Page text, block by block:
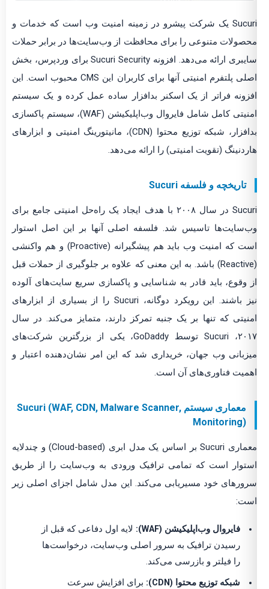
Sucuri یک شرکت پیشرو در زمینه امنیت وب است که خدمات و
محصولات متنوعی را برای محافظت از وب‌سایت‌ها در برابر حملات
سایبری ارائه می‌دهد. افزونه Sucuri Security برای وردپرس، بخش
اصلی پلتفرم امنیتی آنها برای کاربران این CMS محبوب است. این
افزونه فراتر از یک اسکنر بدافزار ساده عمل کرده و یک سیستم
امنیتی کامل شامل فایروال وب‌اپلیکیشن (WAF)، سیستم پاکسازی
بدافزار، شبکه توزیع محتوا (CDN)، مانیتورینگ امنیتی و ابزارهای
هاردنینگ (تقویت امنیتی) را ارائه می‌دهد.
تاریخچه و فلسفه Sucuri
Sucuri در سال ۲۰۰۸ با هدف ایجاد یک راه‌حل امنیتی جامع برای
وب‌سایت‌ها تاسیس شد. فلسفه اصلی آنها بر این اصل استوار
است که امنیت وب باید هم پیشگیرانه (Proactive) و هم واکنشی
(Reactive) باشد. به این معنی که علاوه بر جلوگیری از حملات قبل
از وقوع، باید قادر به شناسایی و پاکسازی سریع سایت‌های آلوده
نیز باشند. این رویکرد دوگانه، Sucuri را از بسیاری از ابزارهای
امنیتی که تنها بر یک جنبه تمرکز دارند، متمایز می‌کند. در سال
۲۰۱۷، Sucuri توسط GoDaddy، یکی از بزرگترین شرکت‌های
میزبانی وب جهان، خریداری شد که این امر نشان‌دهنده اعتبار و
اهمیت فناوری‌های آن است.
معماری سیستم Sucuri (WAF, CDN, Malware Scanner,
Monitoring)
معماری Sucuri بر اساس یک مدل ابری (Cloud-based) و چندلایه
استوار است که تمامی ترافیک ورودی به وب‌سایت را از طریق
سرورهای خود مسیریابی می‌کند. این مدل شامل اجزای اصلی زیر
است:
فایروال وب‌اپلیکیشن (WAF):
لایه اول دفاعی که قبل از
رسیدن ترافیک به سرور اصلی وب‌سایت، درخواست‌ها
را فیلتر و بازرسی می‌کند.
شبکه توزیع محتوا (CDN): برای افزایش سرعت